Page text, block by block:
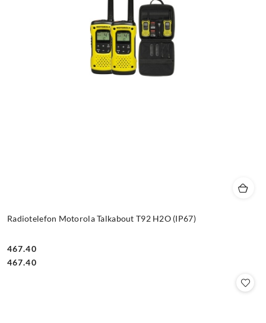
Radiotelefon Motorola Talkabout T92 H2O (IP67)
Cena:
467.40
Cena:
467.40